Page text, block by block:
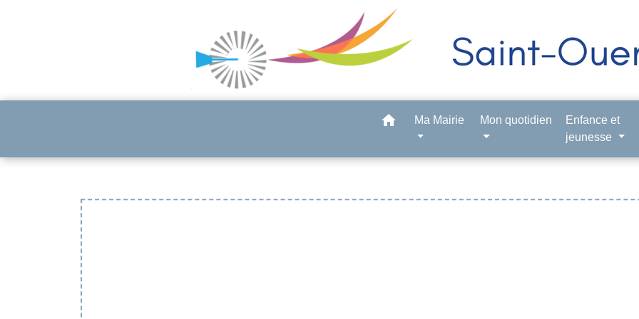
home Ma Mairie Mon quotidien
Enfance et
jeunesse